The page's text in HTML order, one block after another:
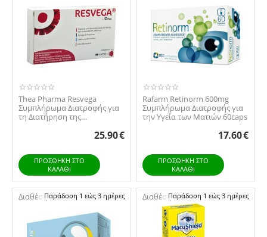
Thea Pharma Resvega
Συμπλήρωμα Διατροφής για
τη Διατήρηση της
25.90€
ΠΡΟΣΘΉΚΗ ΣΤΟ
ΚΑΛΆΘΙ
Rafarm Retinorm 600mg
Συμπλήρωμα Διατροφής για
την Υγεία των Ματιών 60caps
17.60€
ΠΡΟΣΘΉΚΗ ΣΤΟ
ΚΑΛΆΘΙ
Διαθέσιμο:Παράδοση 1 εώς 3 ημέρες Διαθέσιμο:Παράδοση 1 εώς 3 ημέρες